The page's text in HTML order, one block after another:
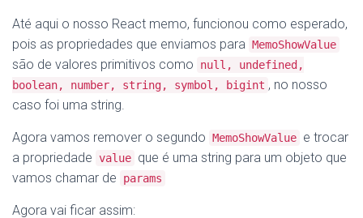
Até aqui o nosso React memo, funcionou como esperado,
pois as propriedades que enviamos para MemoShowValue
são de valores primitivos como
null, undefined,
boolean, number, string, symbol, bigint , no nosso
caso foi uma string.
Agora vamos remover o segundo MemoShowValue e trocar
a propriedade value que é uma string para um objeto que
vamos chamar de
params
Agora vai ficar assim: